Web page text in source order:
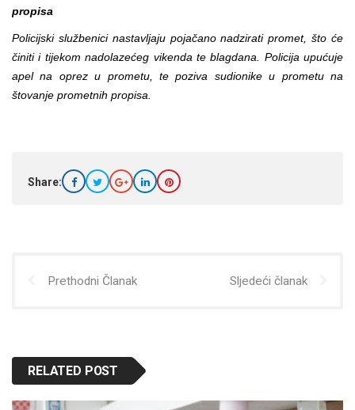
propisa
Policijski službenici nastavljaju pojačano nadzirati promet, što će
činiti i tijekom nadolazećeg vikenda te blagdana. Policija upućuje
apel na oprez u prometu, te poziva sudionike u prometu na
štovanje prometnih propisa.
Share:
Prethodni Članak Sljedeći članak
RELATED POST